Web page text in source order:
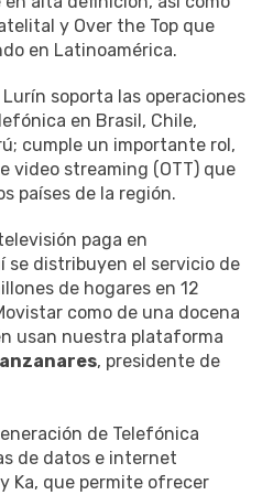
y Over the Top que
en Latinoamérica.
soporta las operaciones
en Brasil, Chile,
cumple un importante rol,
video streaming (OTT) que
países de la región.
paga en
se distribuyen el servicio de
de hogares en 12
como de una docena
usan nuestra plataforma
, presidente de
de Telefónica
de datos e internet
Ka, que permite ofrecer